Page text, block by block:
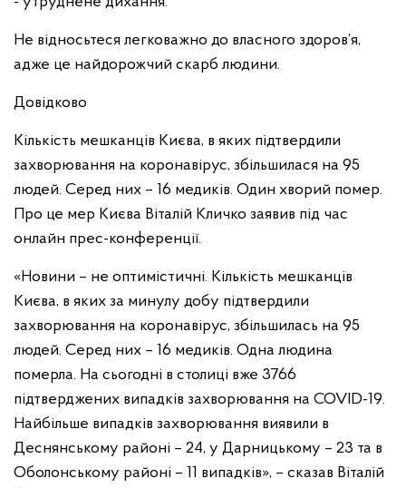
Не відносьтеся легковажно до власного здоров’я,
адже це найдорожчий скарб людини.
Довідково
Кількість мешканців Києва, в яких підтвердили
захворювання на коронавірус, збільшилася на 95
людей. Серед них – 16 медиків. Один хворий помер.
Про це мер Києва Віталій Кличко заявив під час
онлайн прес-конференції.
«Новини – не оптимістичні. Кiлькiсть мешканців
Києва, в яких за минулу добу підтвердили
захворювання на коронавірус, збiльшилась на 95
людей. Серед них – 16 медиків. Одна людина
померла. На сьогодні в столиці вже 3766
підтверджених випадків захворювання на COVID-19.
Найбільше випадків захворювання виявили в
Деснянському районі – 24, у Дарницькому – 23 та в
Оболонському районі – 11 випадків», – сказав Віталій